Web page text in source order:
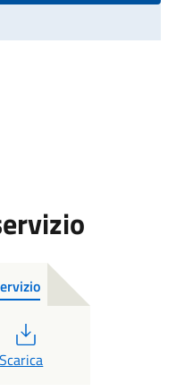
Scarica